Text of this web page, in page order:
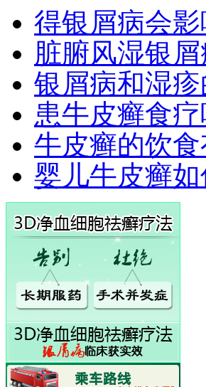
得银屑病会
脏腑风湿银屑
银屑病和湿
患牛皮癣食
牛皮癣的饮
婴儿牛皮癣如